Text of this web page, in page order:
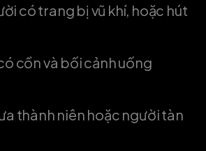
có trang bị vũ khí, hoặc hút
cồn và bối cảnh uống
thành niên hoặc người tàn